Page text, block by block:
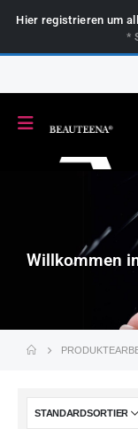
Hier registrieren um
*
Willkommen
PRODUKTE